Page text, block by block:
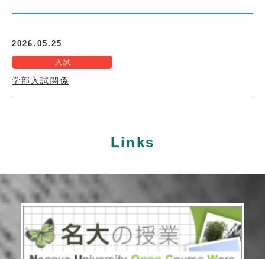
2026.05.25
入試
学部入試関係
Links